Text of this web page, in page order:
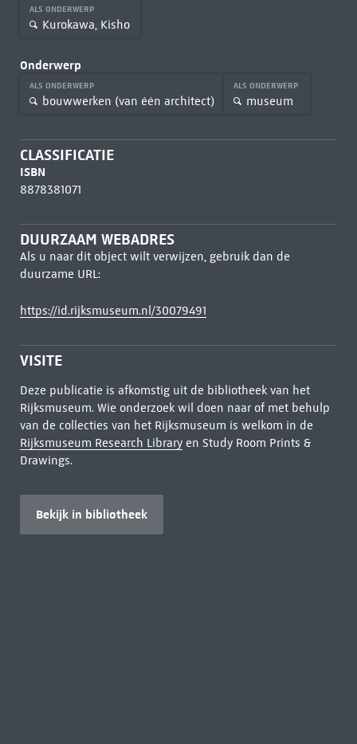
ALS ONDERWERP
Kurokawa, Kisho
Onderwerp
ALS ONDERWERP
bouwwerken (van één architect)
ALS ONDERWERP
museum
CLASSIFICATIE
ISBN
8878381071
DUURZAAM WEBADRES
Als u naar dit object wilt verwijzen, gebruik dan de
duurzame URL:
https://id.rijksmuseum.nl/30079491
VISITE
Deze publicatie is afkomstig uit de bibliotheek van het
Rijksmuseum. Wie onderzoek wil doen naar of met behulp
van de collecties van het Rijksmuseum is welkom in de
Rijksmuseum Research Libraryen Study Room Prints &
Drawings.
Bekijk in bibliotheek